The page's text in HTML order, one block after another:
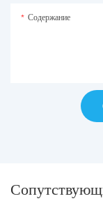
Содержание